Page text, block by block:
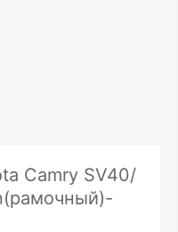
Camry SV40/